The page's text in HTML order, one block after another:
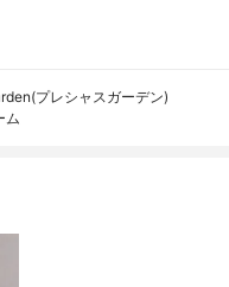
プレシャスガーデン)
ム